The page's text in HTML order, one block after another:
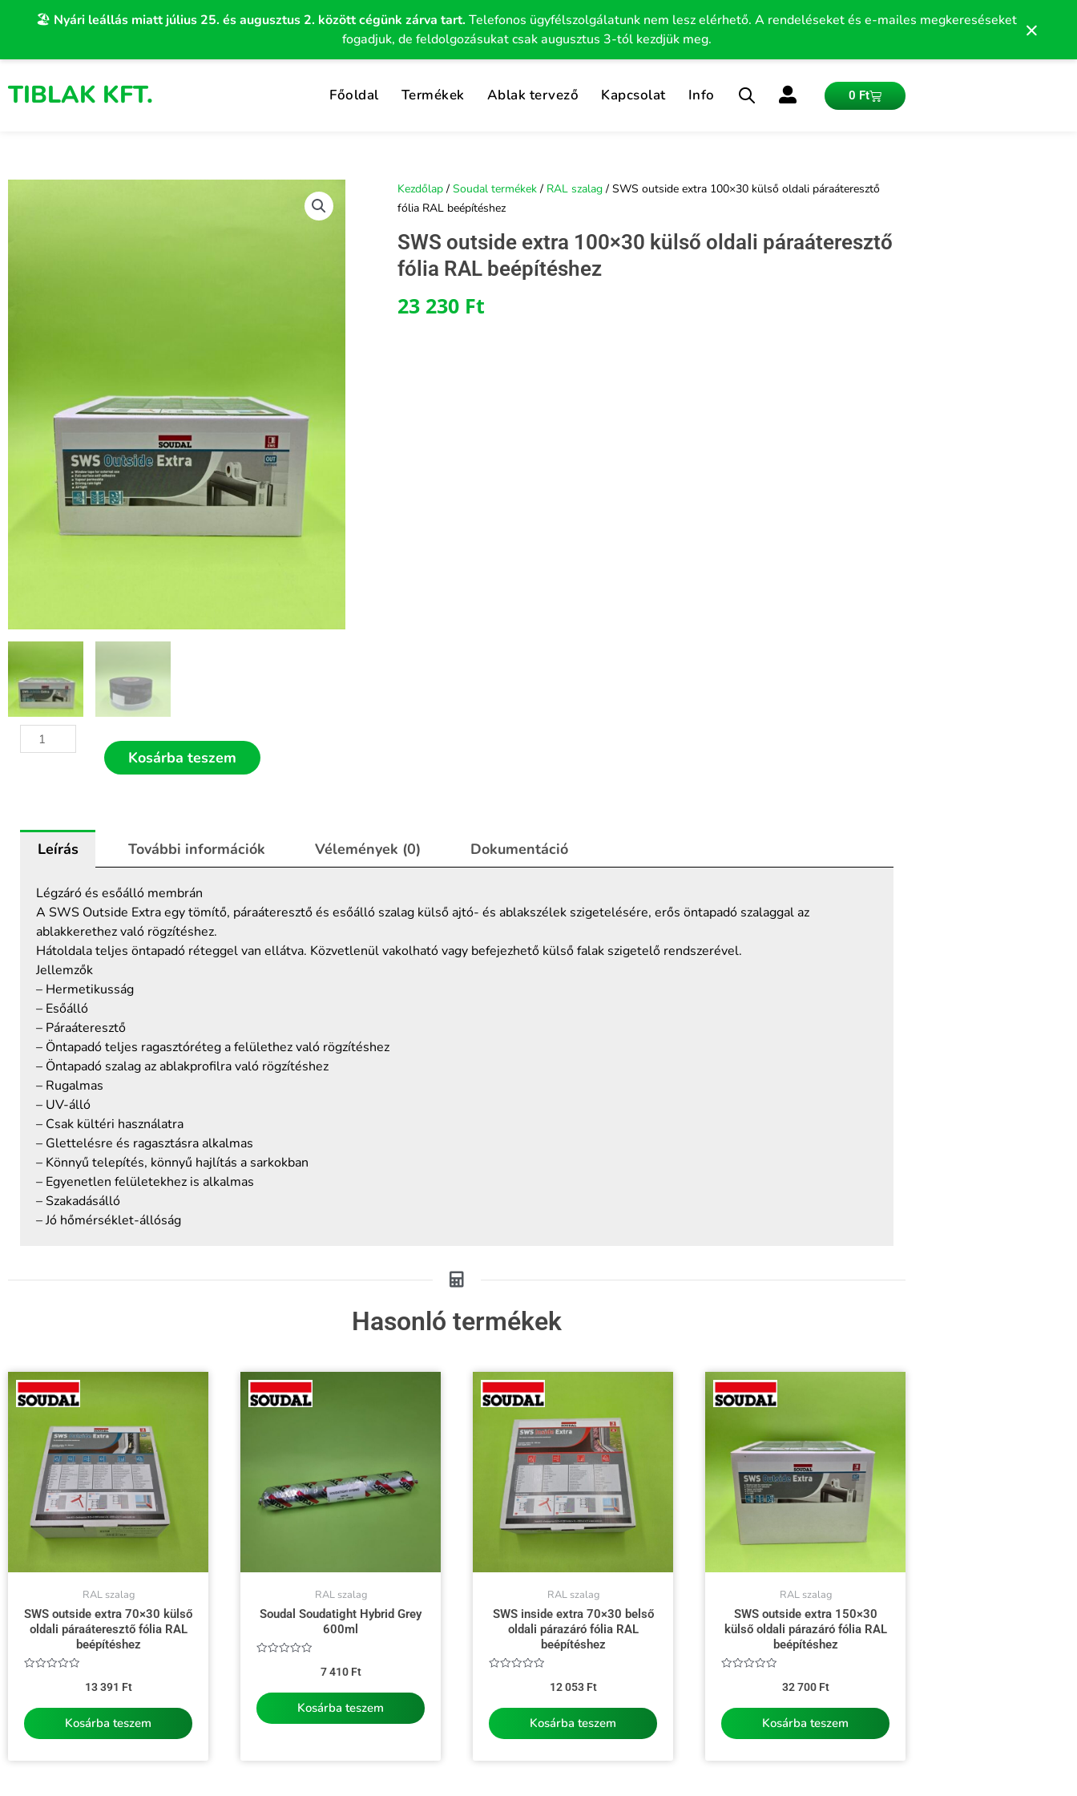
🏖️ Nyári leállás miatt július 25. és augusztus 2. között cégünk zárva tart.Telefonos ügyfélszolgálatunk nem lesz elérhető. A rendeléseket és e-mailes megkereséseket
fogadjuk, de feldolgozásukat csak augusztus 3-tól kezdjük meg.
×
TIBLAK KFT. Főoldal Termékek Ablak tervező Kapcsolat Info 0 FtKosár
Kezdőlap / Soudal termékek / RAL szalag / SWS outside extra 100×30 külső oldali páraáteresztő
fólia RAL beépítéshez
SWS outside extra 100×30 külső oldali páraáteresztő
fólia RAL beépítéshez
23 230 Ft
SWS
outside
oldali
páraáteresztő
RAL
beépítéshez
mennyiség
Kosárba teszem
Leírás További információk Vélemények (0) Dokumentáció
Légzáró és esőálló membrán
A SWS Outside Extra egy tömítő, páraáteresztő és esőálló szalag külső ajtó- és ablakszélek szigetelésére, erős öntapadó szalaggal az
ablakkerethez való rögzítéshez.
Hátoldala teljes öntapadó réteggel van ellátva. Közvetlenül vakolható vagy befejezhető külső falak szigetelő rendszerével.
Jellemzők
– Hermetikusság
– Esőálló
– Páraáteresztő
– Öntapadó teljes ragasztóréteg a felülethez való rögzítéshez
– Öntapadó szalag az ablakprofilra való rögzítéshez
– Rugalmas
– UV-álló
– Csak kültéri használatra
– Glettelésre és ragasztásra alkalmas
– Könnyű telepítés, könnyű hajlítás a sarkokban
– Egyenetlen felületekhez is alkalmas
– Szakadásálló
– Jó hőmérséklet-állóság
Hasonló termékek
RAL szalag
SWS outside extra 70×30 külső
oldali páraáteresztő fólia RAL
beépítéshez
13 391 Ft
Kosárba teszem
RAL szalag
Soudal Soudatight Hybrid Grey
600ml
7 410 Ft
Kosárba teszem
RAL szalag
SWS inside extra 70×30 belső
oldali párazáró fólia RAL
beépítéshez
12 053 Ft
Kosárba teszem
RAL szalag
SWS outside extra 150×30
külső oldali párazáró fólia RAL
beépítéshez
32 700 Ft
Kosárba teszem